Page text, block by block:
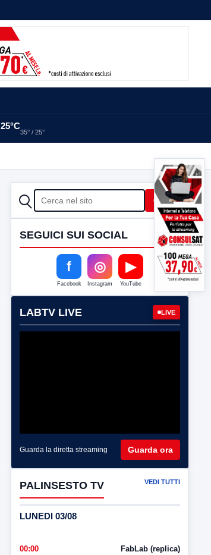
25°C
35° / 25°
CERCA Cerca
SEGUICI SUI SOCIAL
f
Facebook
◎
Instagram
▶
YouTube
LABTV LIVE LIVE
Guarda la diretta streaming Guarda ora
PALINSESTO TV VEDI TUTTI
LUNEDI 03/08
00:00 FabLab (replica)